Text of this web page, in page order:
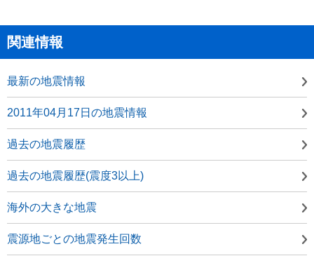
関連情報
最新の地震情報
2011年04月17日の地震情報
過去の地震履歴
過去の地震履歴(震度3以上)
海外の大きな地震
震源地ごとの地震発生回数